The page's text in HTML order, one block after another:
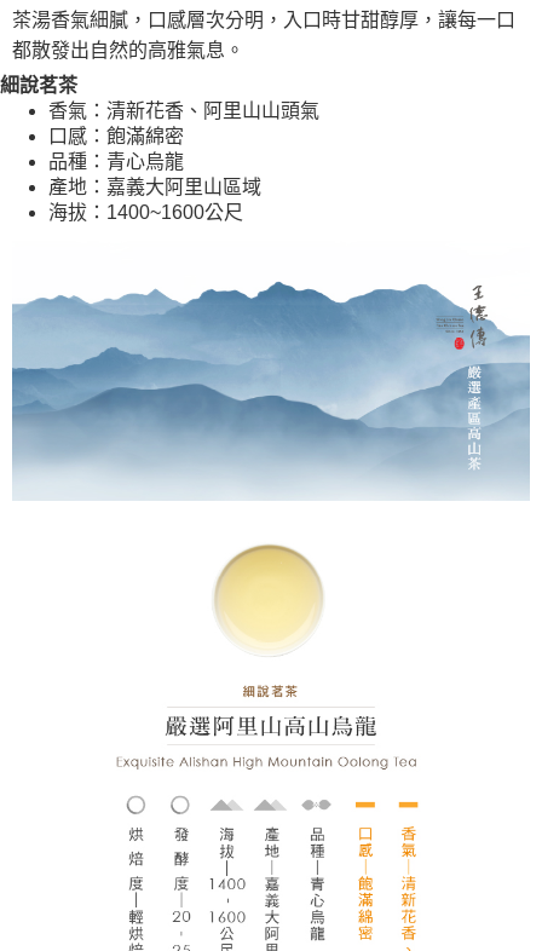
1.本服務係由「台灣大哥大股份有限公司」（以下簡稱本公司）所提供，讓
用戶於交易時，得透過本服務購買商品或服務，並由商店將買賣／分期付款
買賣價金債權讓與本公司後，依約使用本公司帳單繳交帳款。
2.基於同意付款使用「大哥付你分期」之契約關係目的，商店將以您的個人
資料（包含姓名、電話或地址）提供予台灣大哥大進項蒐集、處理及利用，
由本公司與您本人進行分期帳單所需資料之確認、核對及更正。
3.完整用戶服務條款，請詳閱以下連結：
※ 請注意：結帳手續完成當下不需立刻繳費，但若您需要取消訂單，請聯絡
購買商品的店家。未經商家同意取消之訂單仍視為有效，需透過AFTEE先享
※ 交易是否成功請以「AFTEE先享後付 」之結帳頁面顯示為準，若有關於
是否繳費成功／繳費後需取消欲退款等相關疑問，請聯繫「AFTEE先享後付
客戶支援中心」https://netprotections.freshdesk.com/support/home
【注意事項】
１．透過由恩沛科技股份有限公司提供之「AFTEE先享後付」服務完成之交
易，需依本服務之必要範圍內提供個人資料，並將交易相關給付款項請求債
３．未成年的使用者請事先徵得法定代理人或監護人之同意方可使用
「AFTEE先享後付」，若未經同意申辦者引起之損失，本公司不負相關責
４．使用「AFTEE先享後付」時，將依據個別帳號之用戶狀況，依本公司即
時審查核予不同之上限額度；若仍有額度不足之情形，本公司將視審查結果
５．嚴禁一人註冊多個帳號或使用他人資訊註冊。若發現惡意使用之情形，
恩沛科技股份有限公司將有權停止該用戶之使用額度並採取法律行動。
萊爾富取貨付款
每筆NT$80，滿NT$1,200(含以上)免運費
付款後萊爾富取貨
每筆NT$80，滿NT$1,200(含以上)免運費
7-11取貨付款
每筆NT$80，滿NT$1,200(含以上)免運費
每筆NT$150，滿NT$1,800(含以上)免運費
離島宅配
每筆NT$250，滿NT$2,500(含以上)免運費
查看運費
茶湯香氣細膩，口感層次分明，入口時甘甜醇厚，讓每一口
都散發出自然的高雅氣息。
細說茗茶
香氣：清新花香、阿里山山頭氣
口感：飽滿綿密
品種：青心烏龍
產地：嘉義大阿里山區域
海拔：1400~1600公尺